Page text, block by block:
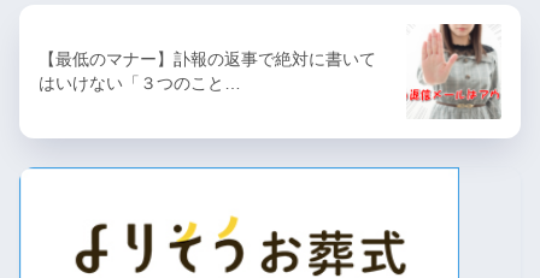
【最低のマナー】訃報の返事で絶対に書いて
はいけない「３つのこと…